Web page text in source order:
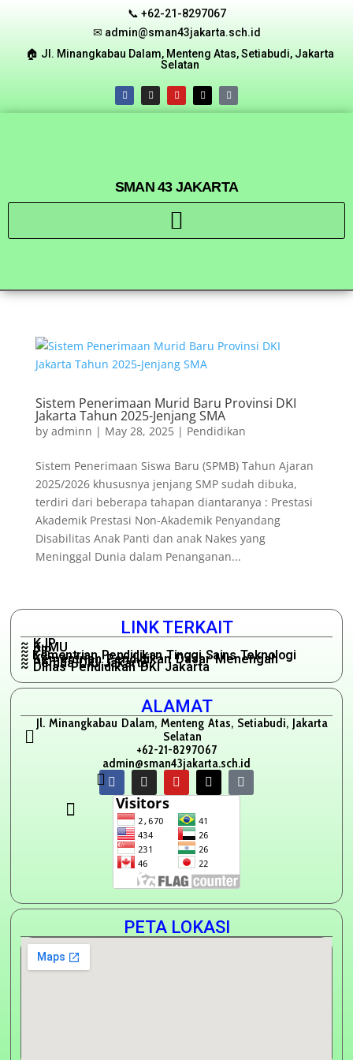
📞 +62-21-8297067
✉ admin@sman43jakarta.sch.id
🏠︎ Jl. Minangkabau Dalam, Menteng Atas, Setiabudi, Jakarta
Selatan
SMAN 43 JAKARTA
Sistem Penerimaan Murid Baru Provinsi DKI
Jakarta Tahun 2025-Jenjang SMA
by adminn | May 28, 2025| Pendidikan
Sistem Penerimaan Siswa Baru (SPMB) Tahun Ajaran
2025/2026 khususnya jenjang SMP sudah dibuka,
terdiri dari beberapa tahapan diantaranya : Prestasi
Akademik Prestasi Non-Akademik Penyandang
Disabilitas Anak Panti dan anak Nakes yang
Meninggal Dunia dalam Penanganan...
LINK TERKAIT
~ KJP
~ KJMU
~ PIP
~ Kementrian Pendidikan Tinggi Sains Teknologi
~ Kementrian Pendidikan Dasar Menengah
~ Pemda DKI Jakarta
~ Dinas Pendidikan DKI Jakarta
ALAMAT
Jl. Minangkabau Dalam, Menteng Atas, Setiabudi, Jakarta
Selatan
+62-21-8297067
admin@sman43jakarta.sch.id
PETA LOKASI